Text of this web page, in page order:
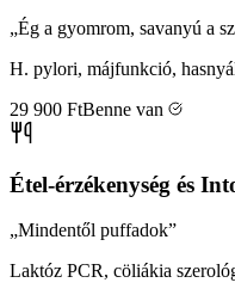
„Ég a gyomrom, savanyú a
H. pylori, májfunkció,
29 900 FtBenne van
Étel-érzékenység és
„Mindentől puffadok”
Laktóz PCR, cöliákia